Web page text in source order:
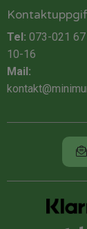
Tel: 073-021 67
10-16
Mail: